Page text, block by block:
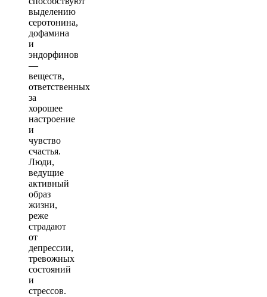
выделению
серотонина,
дофамина
и
эндорфинов
—
веществ,
ответственных
за
хорошее
настроение
и
чувство
счастья.
Люди,
ведущие
активный
образ
жизни,
реже
страдают
от
депрессии,
тревожных
состояний
и
стрессов.